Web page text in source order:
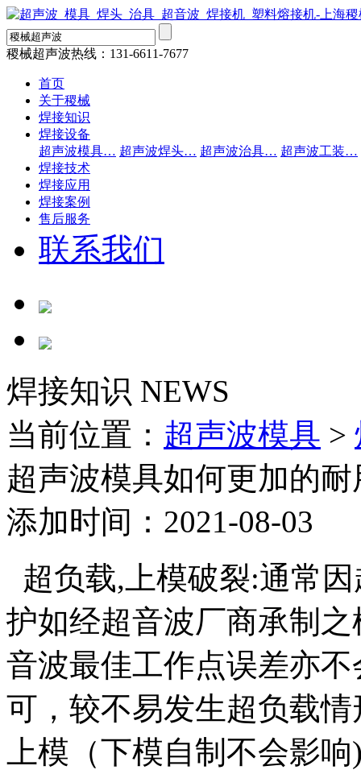
稷械超声波热线： 131-6611-7677
首页
关于稷械
焊接知识
焊接设备
超声波模具… 超声波焊头… 超声波治具… 超声波工装…
焊接技术
焊接应用
焊接案例
售后服务
联系我们
焊接知识 NEWS
当前位置： 超声波模具 >
超声波模具如何更加的耐
添加时间：2021-08-03
超负载,上模破裂:通常
护如经超音波厂商承制
音波最佳工作点误差亦
可，较不易发生超负载
上模（下模自制不会影